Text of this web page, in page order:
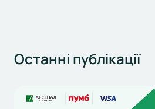
Останні публікації